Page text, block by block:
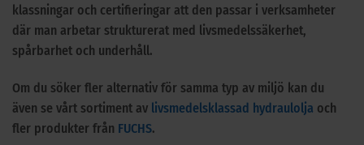
klassningar och certifieringar att den passar i verksamheter
där man arbetar strukturerat med livsmedelssäkerhet,
spårbarhet och underhåll.
Om du söker fler alternativ för samma typ av miljö kan du
även se vårt sortiment av livsmedelsklassad hydraulolja och
fler produkter från FUCHS.